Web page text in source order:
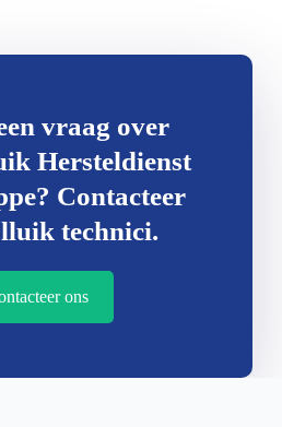
vraag over
Hersteldienst
Contacteer
technici.
ons